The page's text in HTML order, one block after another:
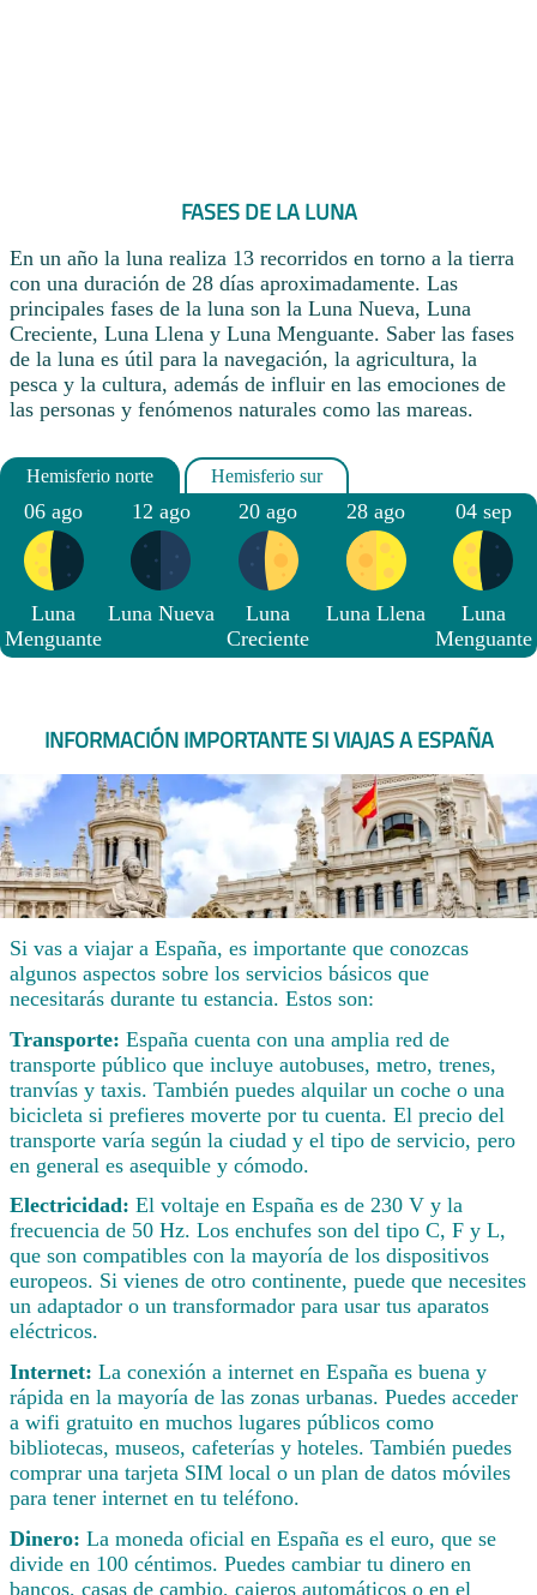
FASES DE LA LUNA
En un año la luna realiza 13 recorridos en torno a la tierra
con una duración de 28 días aproximadamente. Las
principales fases de la luna son la Luna Nueva, Luna
Creciente, Luna Llena y Luna Menguante. Saber las fases
de la luna es útil para la navegación, la agricultura, la
pesca y la cultura, además de influir en las emociones de
las personas y fenómenos naturales como las mareas.
06 ago
Luna
Menguante
12 ago
Luna Nueva
20 ago
Luna
Creciente
28 ago
Luna Llena
04 sep
Luna
Menguante
INFORMACIÓN IMPORTANTE SI VIAJAS A ESPAÑA
Si vas a viajar a España, es importante que conozcas
algunos aspectos sobre los servicios básicos que
necesitarás durante tu estancia. Estos son:
Transporte: España cuenta con una amplia red de
transporte público que incluye autobuses, metro, trenes,
tranvías y taxis. También puedes alquilar un coche o una
bicicleta si prefieres moverte por tu cuenta. El precio del
transporte varía según la ciudad y el tipo de servicio, pero
en general es asequible y cómodo.
Electricidad: El voltaje en España es de 230 V y la
frecuencia de 50 Hz. Los enchufes son del tipo C, F y L,
que son compatibles con la mayoría de los dispositivos
europeos. Si vienes de otro continente, puede que necesites
un adaptador o un transformador para usar tus aparatos
eléctricos.
Internet: La conexión a internet en España es buena y
rápida en la mayoría de las zonas urbanas. Puedes acceder
a wifi gratuito en muchos lugares públicos como
bibliotecas, museos, cafeterías y hoteles. También puedes
comprar una tarjeta SIM local o un plan de datos móviles
para tener internet en tu teléfono.
Dinero: La moneda oficial en España es el euro, que se
divide en 100 céntimos. Puedes cambiar tu dinero en
bancos, casas de cambio, cajeros automáticos o en el